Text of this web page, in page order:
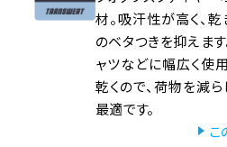
材。吸汗性が高く、
のベタつきを抑えます
ャツなどに幅広く使
乾くので、荷物を減
最適です。
こ